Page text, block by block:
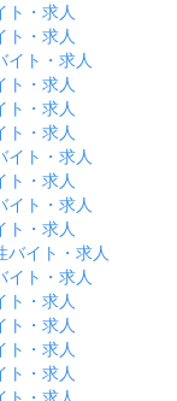
ト・求人
ト・求人
イト・求人
ト・求人
ト・求人
ト・求人
イト・求人
ト・求人
イト・求人
ト・求人
バイト・求人
イト・求人
ト・求人
ト・求人
ト・求人
ト・求人
ト・求人